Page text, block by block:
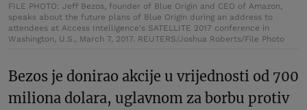
FILE PHOTO: Jeff Bezos, founder of Blue Origin and CEO of Amazon,
speaks about the future plans of Blue Origin during an address to
attendees at Access Intelligence's SATELLITE 2017 conference in
Washington, U.S., March 7, 2017. REUTERS/Joshua Roberts/File Photo
Bezos je donirao akcije u vrijednosti od 700
miliona dolara, uglavnom za borbu protiv